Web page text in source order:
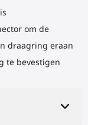
om de
draagring eraan
te bevestigen